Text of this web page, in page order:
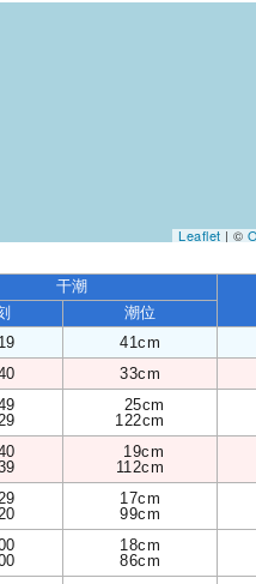
Leaflet| ©
干潮
潮位
41cm
33cm
25cm
122cm
19cm
112cm
17cm
99cm
18cm
86cm